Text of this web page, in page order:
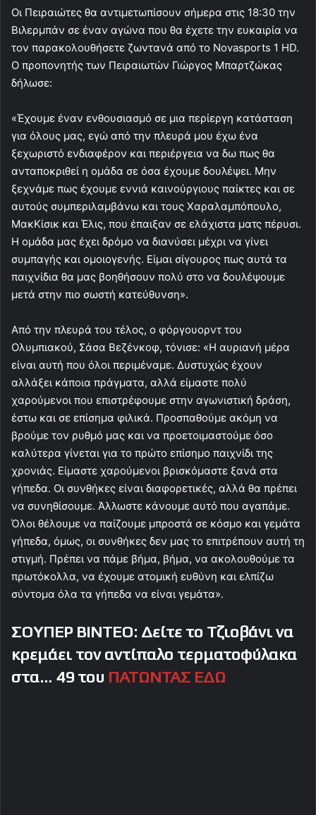
Οι Πειραιώτες θα αντιμετωπίσουν σήμερα στις 18:30 την
Βιλερμπάν σε έναν αγώνα που θα έχετε την ευκαιρία να
τον παρακολουθήσετε ζωντανά από το Novasports 1 HD.
Ο προπονητής των Πειραιωτών Γιώργος Μπαρτζώκας
δήλωσε:
«Έχουμε έναν ενθουσιασμό σε μια περίεργη κατάσταση
για όλους μας, εγώ από την πλευρά μου έχω ένα
ξεχωριστό ενδιαφέρον και περιέργεια να δω πως θα
ανταποκριθεί η ομάδα σε όσα έχουμε δουλέψει. Μην
ξεχνάμε πως έχουμε εννιά καινούργιους παίκτες και σε
αυτούς συμπεριλαμβάνω και τους Χαραλαμπόπουλο,
ΜακΚίσικ και Έλις, που έπαιξαν σε ελάχιστα ματς πέρυσι.
Η ομάδα μας έχει δρόμο να διανύσει μέχρι να γίνει
συμπαγής και ομοιογενής. Είμαι σίγουρος πως αυτά τα
παιχνίδια θα μας βοηθήσουν πολύ στο να δουλέψουμε
μετά στην πιο σωστή κατεύθυνση».
Από την πλευρά του τέλος, ο φόργουορντ του
Ολυμπιακού, Σάσα Βεζένκοφ, τόνισε: «Η αυριανή μέρα
είναι αυτή που όλοι περιμέναμε. Δυστυχώς έχουν
αλλάξει κάποια πράγματα, αλλά είμαστε πολύ
χαρούμενοι που επιστρέφουμε στην αγωνιστική δράση,
έστω και σε επίσημα φιλικά. Προσπαθούμε ακόμη να
βρούμε τον ρυθμό μας και να προετοιμαστούμε όσο
καλύτερα γίνεται για το πρώτο επίσημο παιχνίδι της
χρονιάς. Είμαστε χαρούμενοι βρισκόμαστε ξανά στα
γήπεδα. Οι συνθήκες είναι διαφορετικές, αλλά θα πρέπει
να συνηθίσουμε. Άλλωστε κάνουμε αυτό που αγαπάμε.
Όλοι θέλουμε να παίζουμε μπροστά σε κόσμο και γεμάτα
γήπεδα, όμως, οι συνθήκες δεν μας το επιτρέπουν αυτή τη
στιγμή. Πρέπει να πάμε βήμα, βήμα, να ακολουθούμε τα
πρωτόκολλα, να έχουμε ατομική ευθύνη και ελπίζω
σύντομα όλα τα γήπεδα να είναι γεμάτα».
ΣΟΥΠΕΡ ΒΙΝΤΕΟ: Δείτε το Τζιοβάνι να
κρεμάει τον αντίπαλο τερματοφύλακα
στα… 49 του ΠΑΤΩΝΤΑΣ ΕΔΩ